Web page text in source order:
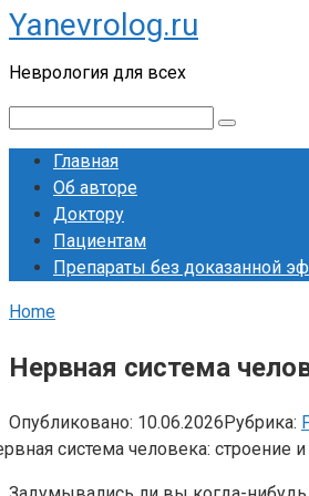
Перейти
к
контенту
Yanevrolog.ru
Неврология для всех
Главная
Об авторе
Доктору
Пациентам
Препараты без доказанной
Home
Нервная система
Опубликовано: 10.06.2026Рубрика: